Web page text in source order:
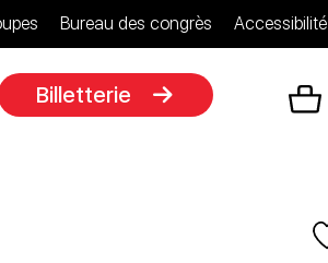
Bureau des congrès Accessibilité
Billetterie